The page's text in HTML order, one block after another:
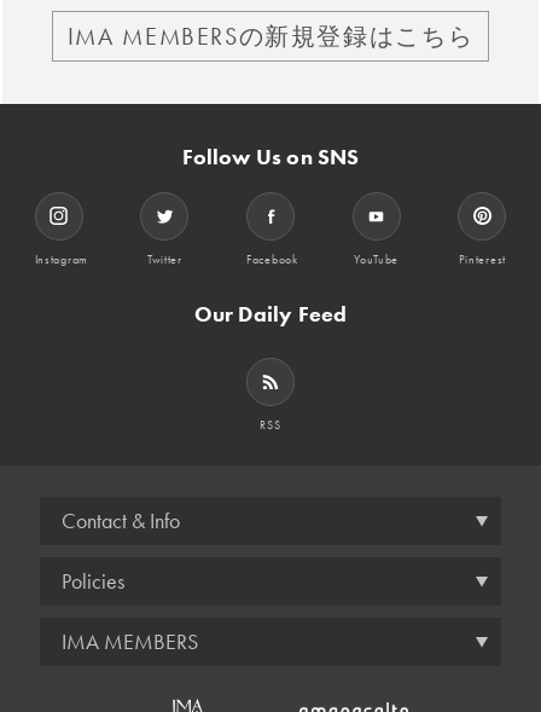
IMA MEMBERSの新規登録はこちら
Follow Us on SNS
Instagram Twitter Facebook YouTube Pinterest
Our Daily Feed
RSS
Contact & Info
Policies
IMA MEMBERS